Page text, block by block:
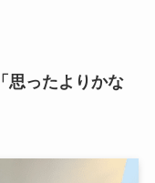
「思ったよりかな